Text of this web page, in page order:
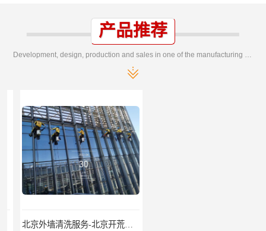
产品推荐
北京外墙清洗服务-北京开荒保洁亮化服务-北京物业清洁服务